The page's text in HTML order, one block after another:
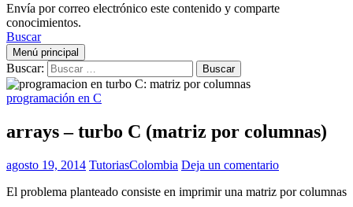
Envía por correo electrónico este contenido y comparte
conocimientos.
Buscar
Menú principal
Buscar:
programación en C
arrays – turbo C (matriz por columnas)
agosto 19, 2014 TutoriasColombia Deja un comentario
El problema planteado consiste en imprimir una matriz por columnas